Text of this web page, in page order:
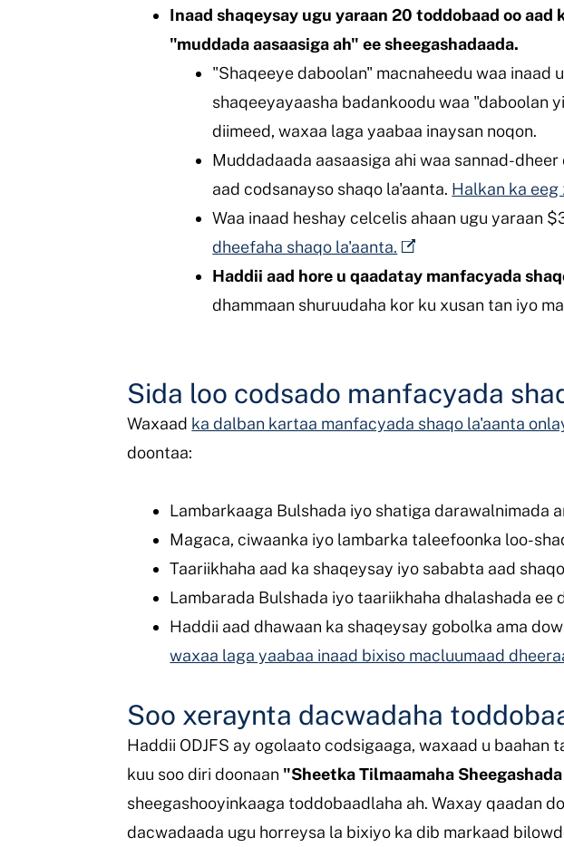
Inaad shaqeysay ugu yaraan 20 toddobaad oo
"muddada aasaasiga ah" ee sheegashadaada.
"Shaqeeye daboolan" macnaheedu waa inaad
shaqeeyayaasha badankoodu waa "daboolan
diimeed, waxaa laga yaabaa inaysan noqon.
Muddadaada aasaasiga ahi waa sannad-
aad codsanayso shaqo la'aanta. Halkan ka
Waa inaad heshay celcelis ahaan ugu yaraan
dheefaha shaqo la'aanta.
Haddii aad hore u qaadatay manfacyada
dhammaan shuruudaha kor ku xusan tan iyo
Sida loo codsado manfacyada
Waxaad ka dalban kartaa manfacyada shaqo la'aanta
doontaa:
Lambarkaaga Bulshada iyo shatiga darawalnimada
Magaca, ciwaanka iyo lambarka taleefoonka loo-
Taariikhaha aad ka shaqeysay iyo sababta aad
Lambarada Bulshada iyo taariikhaha dhalashada ee
Haddii aad dhawaan ka shaqeysay gobolka ama
waxaa laga yaabaa inaad bixiso macluumaad
Soo xeraynta dacwadaha
Haddii ODJFS ay ogolaato codsigaaga, waxaad u
kuu soo diri doonaan "Sheetka Tilmaamaha
sheegashooyinkaaga toddobaadlaha ah. Waxay qaadan
dacwadaada ugu horreysa la bixiyo ka dib markaad